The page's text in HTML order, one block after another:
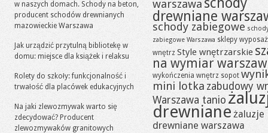
w naszych domach. Schody na beton,
producent schodów drewnianych
mazowieckie Warszawa
Jak urządzić przytulną bibliotekę w
domu: miejsce dla książek i relaksu
Rolety do szkoły: funkcjonalność i
trwałość dla placówek edukacyjnych
Na jaki zlewozmywak warto się
zdecydować? Producent
zlewozmywaków granitowych
warszawa
drewniane
schody zabiegowe
zabiegowe Warszawa sklepy
wnętrz Style wnętrzarskie
na wymiar
wykończenia wnętrz sopot
mini lotka zabudowy
Warszawa tanio
drewniane żaluzje
drewniane warszawa